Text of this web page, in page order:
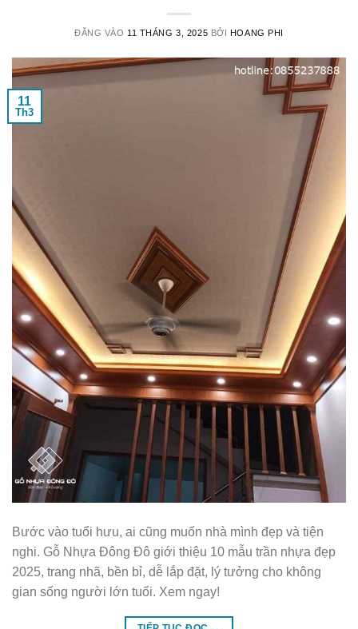
ĐĂNG VÀO 11 THÁNG 3, 2025 BỞI HOANG PHI
11
Th3
Bước vào tuổi hưu, ai cũng muốn nhà mình đẹp và tiện
nghi. Gỗ Nhựa Đông Đô giới thiệu 10 mẫu trần nhựa đẹp
2025, trang nhã, bền bỉ, dễ lắp đặt, lý tưởng cho không
gian sống người lớn tuổi. Xem ngay!